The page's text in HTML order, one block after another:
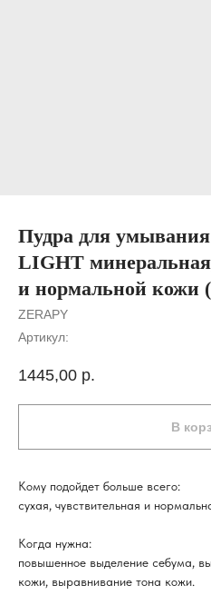
Пудра для
LIGHT
и нормальной кожи
ZERAPY
Артикул:
1445,00 р.
В
Кому подойдет больше всего:
сухая, чувствительная и
Когда нужна:
повышенное выделение себума,
кожи, выравнивание тона кожи.